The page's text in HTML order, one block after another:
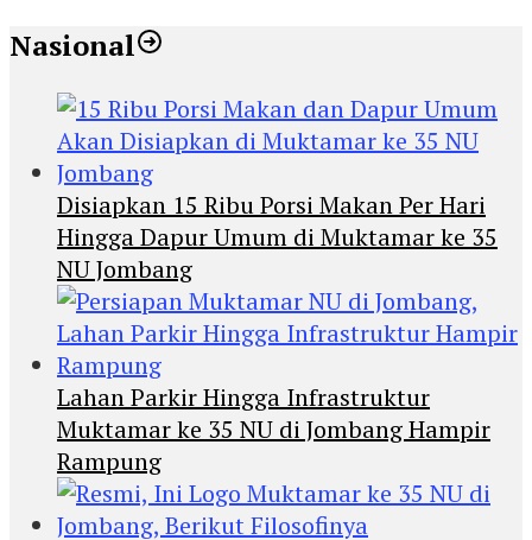
Nasional
Disiapkan 15 Ribu Porsi Makan Per Hari
Hingga Dapur Umum di Muktamar ke 35
NU Jombang
Lahan Parkir Hingga Infrastruktur
Muktamar ke 35 NU di Jombang Hampir
Rampung